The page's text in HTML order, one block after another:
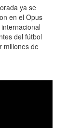
ya se
en el Opus
del fútbol
millones de